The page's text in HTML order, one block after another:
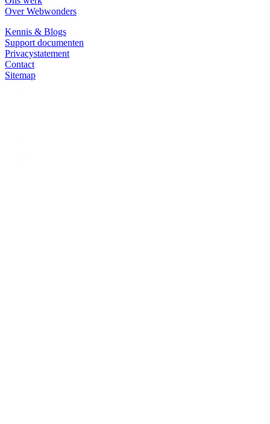
Over Webwonders
Kennis & Blogs
Support documenten
Privacystatement
Contact
Sitemap